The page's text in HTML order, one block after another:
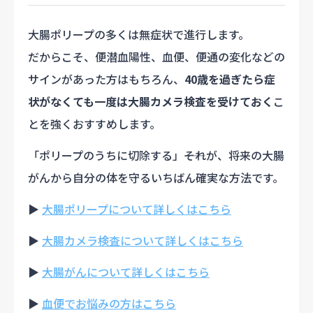
大腸ポリープの多くは無症状で進行します。
だからこそ、便潜血陽性、血便、便通の変化などの
サインがあった方はもちろん、 40歳を過ぎたら症
状がなくても一度は大腸カメラ検査を受けておく こ
とを強くおすすめします。
「ポリープのうちに切除する」――それが、将来の大腸
がんから自分の体を守るいちばん確実な方法です。
▶ 大腸ポリープについて詳しくはこちら
▶ 大腸カメラ検査について詳しくはこちら
▶ 大腸がんについて詳しくはこちら
▶ 血便でお悩みの方はこちら